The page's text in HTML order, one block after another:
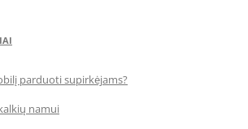
parduoti supirkėjams?
namui